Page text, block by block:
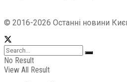
© 2016-2026 Останні новини
No Result
View All Result